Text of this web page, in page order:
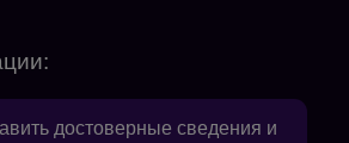
достоверные сведения и